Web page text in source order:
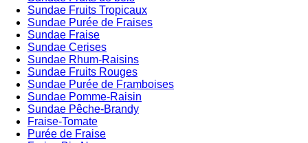
Sundae Fruits Tropicaux
Sundae Purée de Fraises
Sundae Fraise
Sundae Cerises
Sundae Rhum-Raisins
Sundae Fruits Rouges
Sundae Purée de Framboises
Sundae Pomme-Raisin
Sundae Pêche-Brandy
Fraise-Tomate
Purée de Fraise